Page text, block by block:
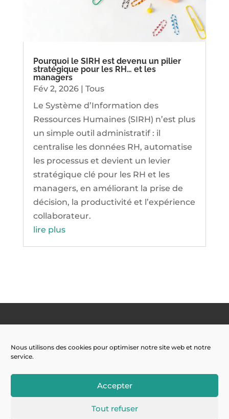
Nous utilisons des cookies pour optimiser notre site web et notre
service.
Accepter
Tout refuser
Pourquoi le SIRH est devenu un pilier
stratégique pour les RH… et les
managers
Fév 2, 2026| Tous
Le Système d’Information des
Ressources Humaines (SIRH) n’est plus
un simple outil administratif : il
centralise les données RH, automatise
les processus et devient un levier
stratégique clé pour les RH et les
managers, en améliorant la prise de
décision, la productivité et l’expérience
collaborateur.
lire plus
La Newsletter à ne pas manquer !